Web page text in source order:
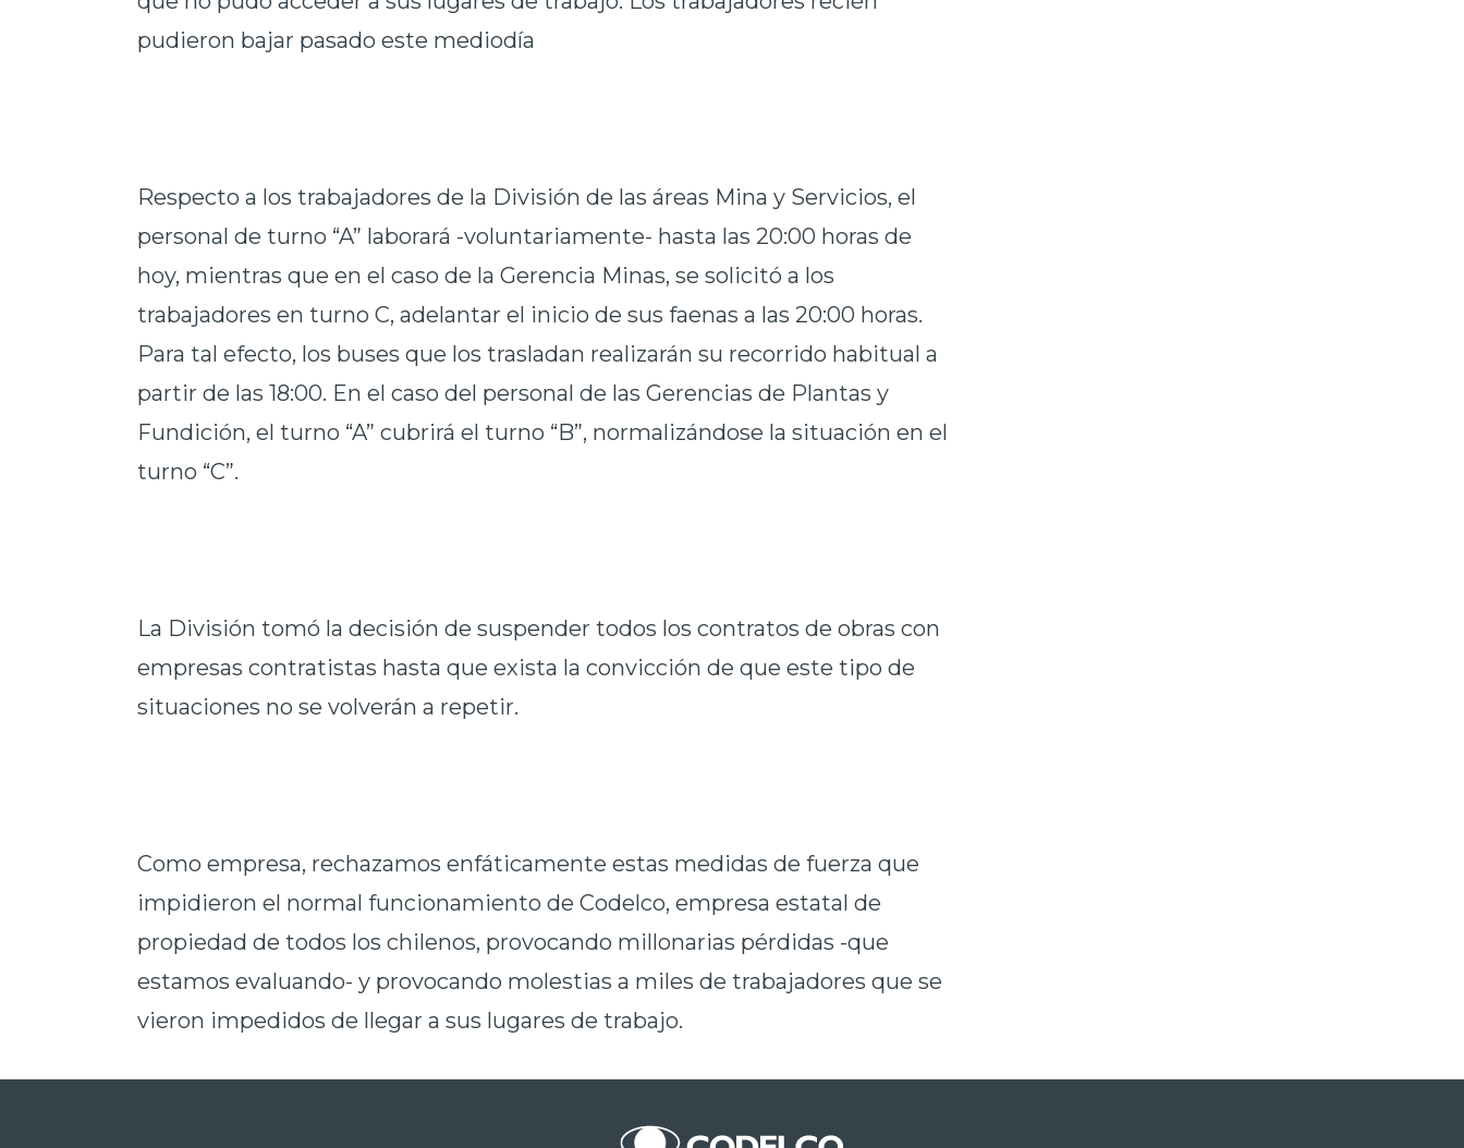
pudieron bajar pasado este mediodía
Respecto a los trabajadores de la División de las áreas Mina y Servicios, el
personal de turno “A” laborará -voluntariamente- hasta las 20:00 horas de
hoy, mientras que en el caso de la Gerencia Minas, se solicitó a los
trabajadores en turno C, adelantar el inicio de sus faenas a las 20:00 horas.
Para tal efecto, los buses que los trasladan realizarán su recorrido habitual a
partir de las 18:00. En el caso del personal de las Gerencias de Plantas y
Fundición, el turno “A” cubrirá el turno “B”, normalizándose la situación en el
turno “C”.
La División tomó la decisión de suspender todos los contratos de obras con
empresas contratistas hasta que exista la convicción de que este tipo de
situaciones no se volverán a repetir.
Como empresa, rechazamos enfáticamente estas medidas de fuerza que
impidieron el normal funcionamiento de Codelco, empresa estatal de
propiedad de todos los chilenos, provocando millonarias pérdidas -que
estamos evaluando- y provocando molestias a miles de trabajadores que se
vieron impedidos de llegar a sus lugares de trabajo.